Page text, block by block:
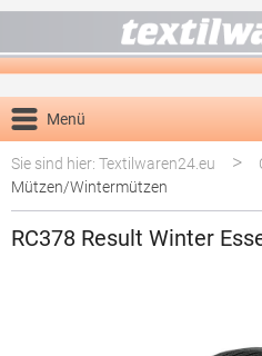
Menü
Sie sind hier: Textilwaren24.eu
>
Mützen/Wintermützen
RC378 Result Winter